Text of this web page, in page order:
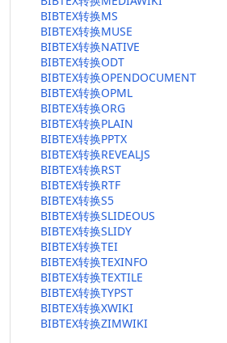
BIBTEX转换MS
BIBTEX转换MUSE
BIBTEX转换NATIVE
BIBTEX转换ODT
BIBTEX转换OPENDOCUMENT
BIBTEX转换OPML
BIBTEX转换ORG
BIBTEX转换PLAIN
BIBTEX转换PPTX
BIBTEX转换REVEALJS
BIBTEX转换RST
BIBTEX转换RTF
BIBTEX转换S5
BIBTEX转换SLIDEOUS
BIBTEX转换SLIDY
BIBTEX转换TEI
BIBTEX转换TEXINFO
BIBTEX转换TEXTILE
BIBTEX转换TYPST
BIBTEX转换XWIKI
BIBTEX转换ZIMWIKI